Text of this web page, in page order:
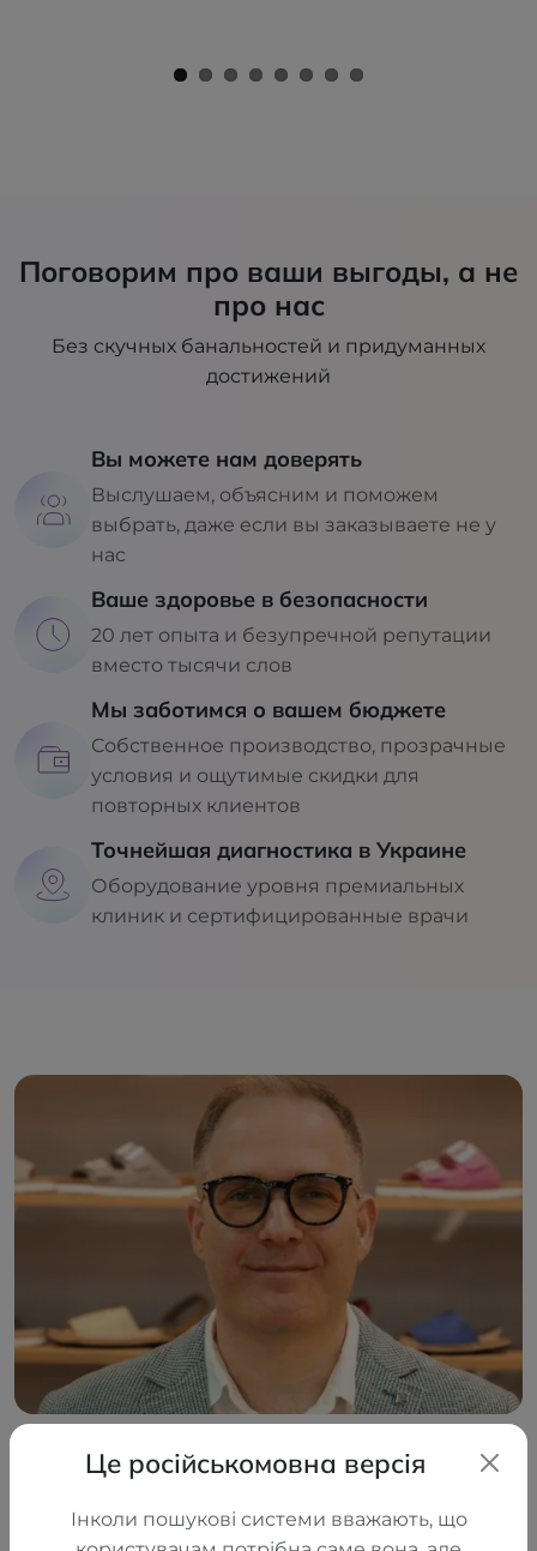
Поговорим про ваши выгоды, а не
про нас
Без скучных банальностей и придуманных
достижений
Вы можете нам доверять
Выслушаем, объясним и поможем
выбрать, даже если вы заказываете не у
нас
Ваше здоровье в безопасности
20 лет опыта и безупречной репутации
вместо тысячи слов
Мы заботимся о вашем бюджете
Собственное производство, прозрачные
условия и ощутимые скидки для
повторных клиентов
Точнейшая диагностика в Украине
Оборудование уровня премиальных
клиник и сертифицированные врачи
ортопедические изделия. Так возникла компания LLC
Це російськомовна версія
Інколи пошукові системи вважають, що